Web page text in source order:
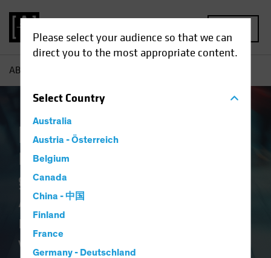
Please select your audience so that we can
direct you to the most appropriate content.
SelectCountry
Australia
Austria - Österreich
Belgium
Canada
China - 中国
Finland
France
Germany - Deutschland
AB
Defensive Aktien
Ein von hoher Überzeugung
geprägter Core-Equity-
Ansatz zur Reduzierung der
mit Marktvolatilität
verbundenen Risiken